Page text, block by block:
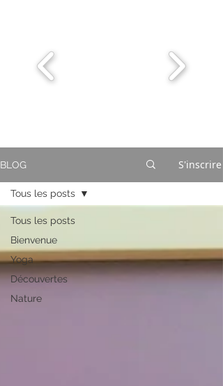
BLOG S'inscrire
Tous les posts
Bienvenue
Yoga
Découvertes
Nature
Tous les posts